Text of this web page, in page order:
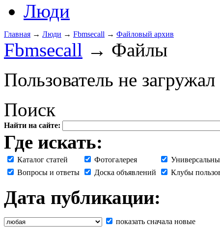
Люди
Главная → Люди → Fbmsecall → Файловый архив
Fbmsecall → Файлы
Пользователь не
Поиск
Найти на сайте:
Где искать:
Каталог статей Фотогалерея
Вопросы и ответы
Доска объявлений Клубы
Дата публикации:
показать сначала новые